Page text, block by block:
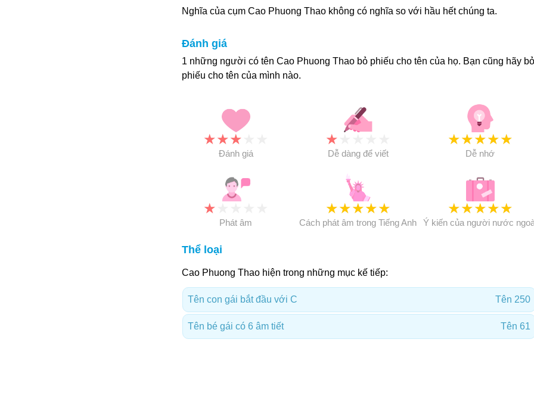
Nghĩa của cụm Cao Phuong Thao không có nghĩa so với hầu hết chúng ta.
Đánh giá
1 những người có tên Cao Phuong Thao bỏ phiếu cho tên của họ. Bạn cũng hãy bỏ
phiếu cho tên của mình nào.
★★★
Đánh giá
★
Dễ dàng để viết
★★★★★
Dễ nhớ
★
Phát âm
★★★★★
Cách phát âm trong Tiếng Anh
★★★★★
Ý kiến của người nước
Thể loại
Cao Phuong Thao hiện trong những mục kế tiếp:
Tên con gái bắt đầu với C Tên 250
Tên bé gái có 6 âm tiết Tên 61